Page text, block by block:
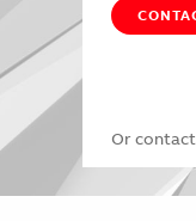
Or